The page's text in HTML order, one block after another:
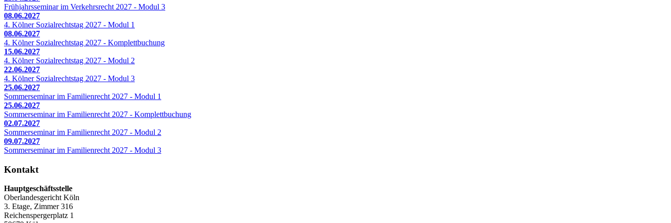
Frühjahrsseminar im Verkehrsrecht 2027 - Modul 3
08.06.2027
4. Kölner Sozialrechtstag 2027 - Modul 1
08.06.2027
4. Kölner Sozialrechtstag 2027 - Komplettbuchung
15.06.2027
4. Kölner Sozialrechtstag 2027 - Modul 2
22.06.2027
4. Kölner Sozialrechtstag 2027 - Modul 3
25.06.2027
Sommerseminar im Familienrecht 2027 - Modul 1
25.06.2027
Sommerseminar im Familienrecht 2027 - Komplettbuchung
02.07.2027
Sommerseminar im Familienrecht 2027 - Modul 2
09.07.2027
Sommerseminar im Familienrecht 2027 - Modul 3
Kontakt
Hauptgeschäftsstelle
Oberlandesgericht Köln
3. Etage, Zimmer 316
Reichenspergerplatz 1